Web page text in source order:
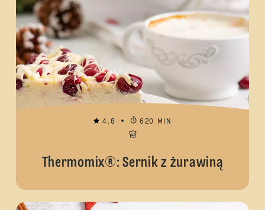
4.8 620 MIN
Thermomix®: Sernik z żurawiną